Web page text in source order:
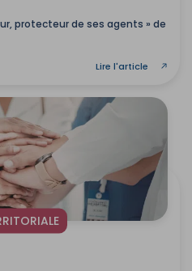
protecteur de ses agents » de
Lire l'article